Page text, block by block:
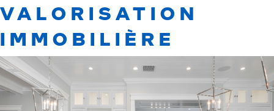
VALORISATION
IMMOBILIÈRE